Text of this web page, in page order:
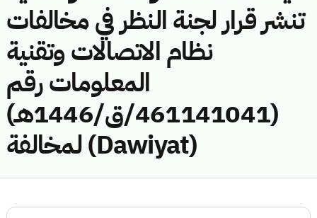
تنشر قرار لجنة النظر في مخالفات
نظام الاتصالات وتقنية
المعلومات رقم
(461141041/ق/1446هـ)
لمخالفة (Dawiyat)